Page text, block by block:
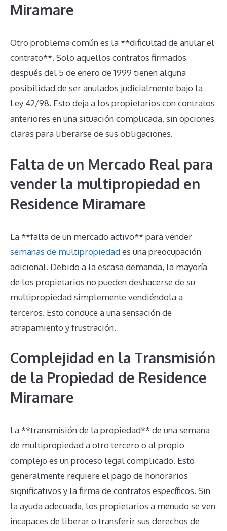
Miramare
Otro problema común es la **dificultad de anular el
contrato**. Solo aquellos contratos firmados
después del 5 de enero de 1999 tienen alguna
posibilidad de ser anulados judicialmente bajo la
Ley 42/98. Esto deja a los propietarios con contratos
anteriores en una situación complicada, sin opciones
claras para liberarse de sus obligaciones.
Falta de un Mercado Real para
vender la multipropiedad en
Residence Miramare
La **falta de un mercado activo** para vender
semanas de multipropiedades una preocupación
adicional. Debido a la escasa demanda, la mayoría
de los propietarios no pueden deshacerse de su
multipropiedad simplemente vendiéndola a
terceros. Esto conduce a una sensación de
atrapamiento y frustración.
Complejidad en la Transmisión
de la Propiedad de Residence
Miramare
La **transmisión de la propiedad** de una semana
de multipropiedad a otro tercero o al propio
complejo es un proceso legal complicado. Esto
generalmente requiere el pago de honorarios
significativos y la firma de contratos específicos. Sin
la ayuda adecuada, los propietarios a menudo se ven
incapaces de liberar o transferir sus derechos de